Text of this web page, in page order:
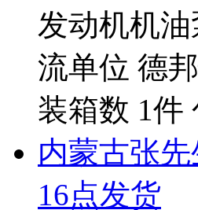
发动机机
流单位 德
装箱数 1件
内蒙古张
16点发货